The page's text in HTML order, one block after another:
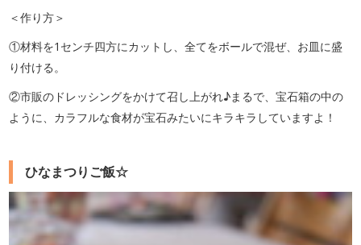
＜作り方＞
①材料を1センチ四方にカットし、全てをボールで混ぜ、お皿に盛
り付ける。
②市販のドレッシングをかけて召し上がれ♪まるで、宝石箱の中の
ように、カラフルな食材が宝石みたいにキラキラしていますよ！
ひなまつりご飯☆